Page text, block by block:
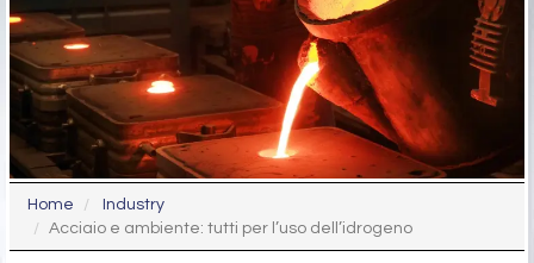
Home
Industry
Acciaio e ambiente: tutti per l’uso dell’idrogeno